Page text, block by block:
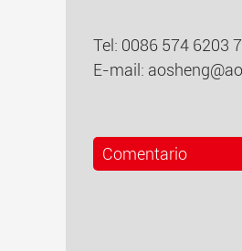
Tel: 0086 574 6203
E-mail:
Comentario